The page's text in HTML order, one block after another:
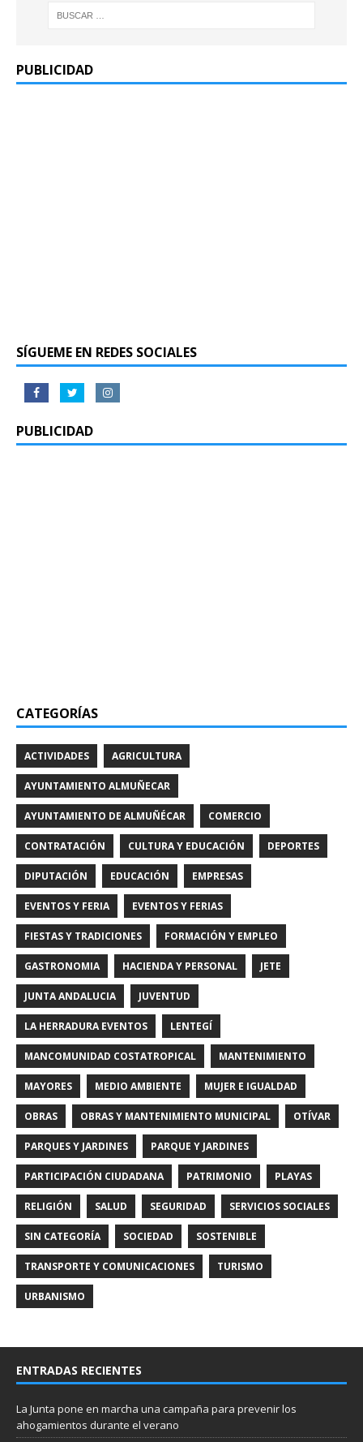
PUBLICIDAD
SÍGUEME EN REDES SOCIALES
PUBLICIDAD
CATEGORÍAS
ACTIVIDADES AGRICULTURA
AYUNTAMIENTO ALMUÑECAR
AYUNTAMIENTO DE ALMUÑÉCAR COMERCIO
CONTRATACIÓN CULTURA Y EDUCACIÓN DEPORTES
DIPUTACIÓN EDUCACIÓN EMPRESAS
EVENTOS Y FERIA EVENTOS Y FERIAS
FIESTAS Y TRADICIONES FORMACIÓN Y EMPLEO
GASTRONOMIA HACIENDA Y PERSONAL JETE
JUNTA ANDALUCIA JUVENTUD
LA HERRADURA EVENTOS LENTEGÍ
MANCOMUNIDAD COSTATROPICAL MANTENIMIENTO
MAYORES MEDIO AMBIENTE MUJER E IGUALDAD
OBRAS OBRAS Y MANTENIMIENTO MUNICIPAL OTÍVAR
PARQUES Y JARDINES PARQUE Y JARDINES
PARTICIPACIÓN CIUDADANA PATRIMONIO PLAYAS
RELIGIÓN SALUD SEGURIDAD SERVICIOS SOCIALES
SIN CATEGORÍA SOCIEDAD SOSTENIBLE
TRANSPORTE Y COMUNICACIONES TURISMO
URBANISMO
ENTRADAS RECIENTES
La Junta pone en marcha una campaña para prevenir los
ahogamientos durante el verano